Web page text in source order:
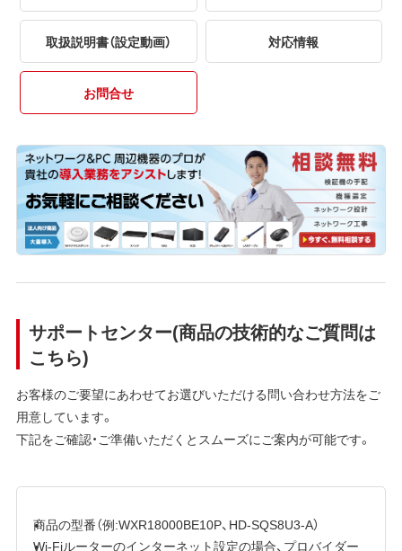
取扱説明書（設定動画） 対応情報
お問合せ
サポートセンター(商品の技術的なご質問は
こちら)
お客様のご要望にあわせてお選びいただける問い合わせ方法をご
用意しています。
下記をご確認・ご準備いただくとスムーズにご案内が可能です。
商品の型番（例:WXR18000BE10P、HD-SQS8U3-A）
Wi-Fiルーターのインターネット設定の場合、プロバイダー